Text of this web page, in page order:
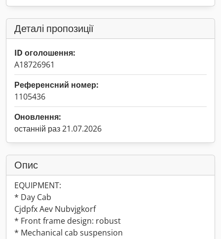
Деталі пропозиції
ID оголошення:
A18726961
Референсний номер:
1105436
Оновлення:
останній раз 21.07.2026
Опис
EQUIPMENT:
* Day Cab
Cjdpfx Aev Nubvjgkorf
* Front frame design: robust
* Mechanical cab suspension